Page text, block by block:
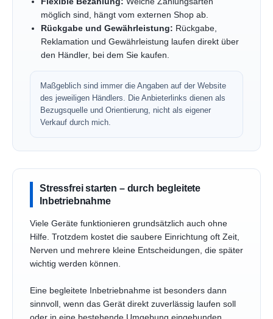
möglich sind, hängt vom externen Shop ab.
Rückgabe und Gewährleistung: Rückgabe,
Reklamation und Gewährleistung laufen direkt über
den Händler, bei dem Sie kaufen.
Maßgeblich sind immer die Angaben auf der Website
des jeweiligen Händlers. Die Anbieterlinks dienen als
Bezugsquelle und Orientierung, nicht als eigener
Verkauf durch mich.
Stressfrei starten – durch begleitete
Inbetriebnahme
Viele Geräte funktionieren grundsätzlich auch ohne
Hilfe. Trotzdem kostet die saubere Einrichtung oft Zeit,
Nerven und mehrere kleine Entscheidungen, die später
wichtig werden können.
Eine begleitete Inbetriebnahme ist besonders dann
sinnvoll, wenn das Gerät direkt zuverlässig laufen soll